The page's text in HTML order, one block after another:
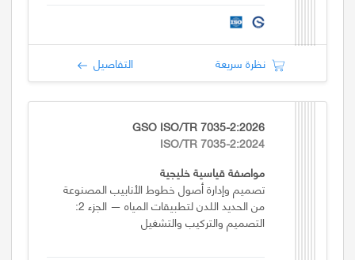
نظرة سريعة التفاصيل
GSO ISO/TR 7035-2:2026
ISO/TR 7035-2:2024
مواصفة قياسية خليجية
تصميم وإدارة أصول خطوط الأنابيب المصنوعة
من الحديد اللدن لتطبيقات المياه — الجزء 2:
التصميم والتركيب والتشغيل